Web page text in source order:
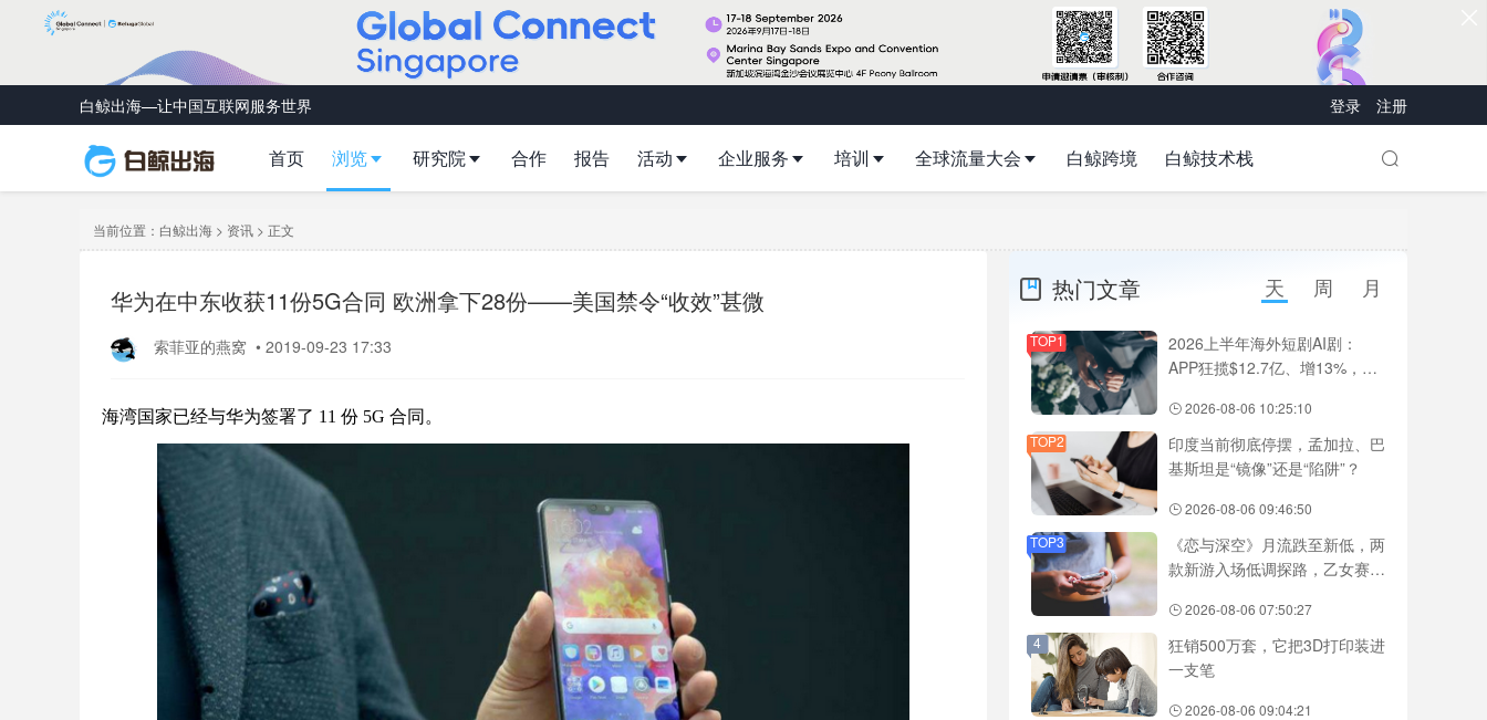
白鲸出海—让中国互联网服务世界 登录 注册
首页 浏览 研究院 合作 报告 活动 企业服务 培训 全球流量大会 白鲸跨境 白鲸技术栈
当前位置： 白鲸出海 > 资讯 > 正文
华为在中东收获11份5G合同 欧洲拿下28份——美国禁令“收效”甚微
索菲亚的燕窝 • 2019-09-23 17:33
海湾国家已经与华为签署了 11 份 5G 合同。
热门文章 天 周 月
TOP1
2026上半年海外短剧AI剧：
APP狂揽$12.7亿、增13%，
NetShort领跑
2026-08-06 10:25:10
TOP2
印度当前彻底停摆，孟加拉、巴
基斯坦是“镜像”还是“陷阱”？
2026-08-06 09:46:50
TOP3
《恋与深空》月流跌至新低，两
款新游入场低调探路，乙女赛道
2026-08-06 07:50:27
4
狂销500万套，它把3D打印装进
一支笔
2026-08-06 09:04:21